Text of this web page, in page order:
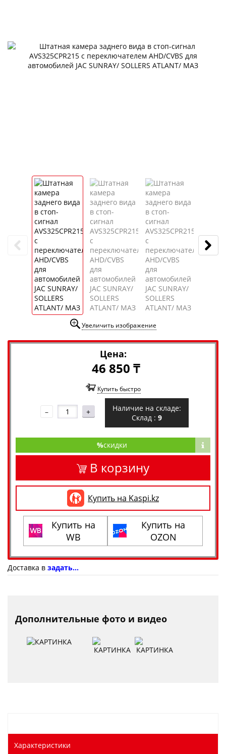
Увеличить изображение
Цена:
46 850 ₸
Купить быстро
– +
Наличие на складе:
Склад : 9
%скидки
В корзину
Купить на Kaspi.kz
Купить на
WB
Купить на
OZON
Доставка в задать...
Дополнительные фото и видео
Характеристики